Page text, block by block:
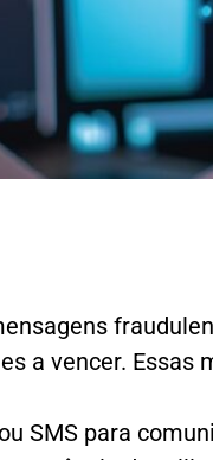
a vencer.
SMS para